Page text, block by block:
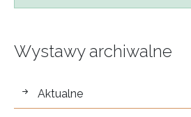
Wystawy archiwalne
wystawy
Aktualne